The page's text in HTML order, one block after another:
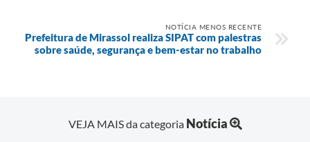
NOTÍCIA MENOS RECENTE
Prefeitura de Mirassol realiza SIPAT com palestras
sobre saúde, segurança e bem-estar no trabalho
VEJA MAIS da categoria Notícia